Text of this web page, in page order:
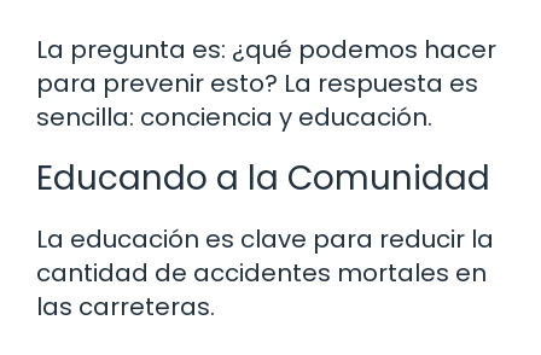
La pregunta es: ¿qué podemos hacer
para prevenir esto? La respuesta es
sencilla: conciencia y educación.
Educando a la Comunidad
La educación es clave para reducir la
cantidad de accidentes mortales en
las carreteras.